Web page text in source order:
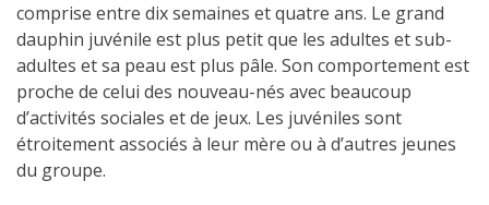
comprise entre dix semaines et quatre ans. Le grand
dauphin juvénile est plus petit que les adultes et sub-
adultes et sa peau est plus pâle. Son comportement est
proche de celui des nouveau-nés avec beaucoup
d’activités sociales et de jeux. Les juvéniles sont
étroitement associés à leur mère ou à d’autres jeunes
du groupe.